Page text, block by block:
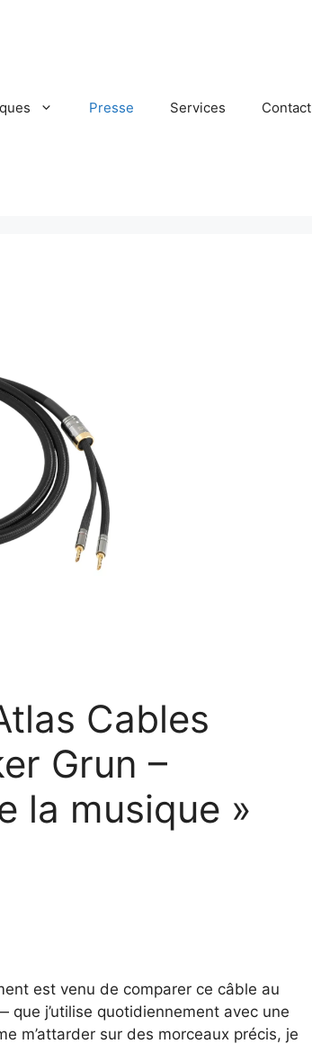
Presse Services Contact
Cables
Grun –
la musique »
est venu de comparer ce câble au
j’utilise quotidiennement avec une
m’attarder sur des morceaux précis, je